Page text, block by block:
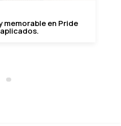
Pride Edificio de